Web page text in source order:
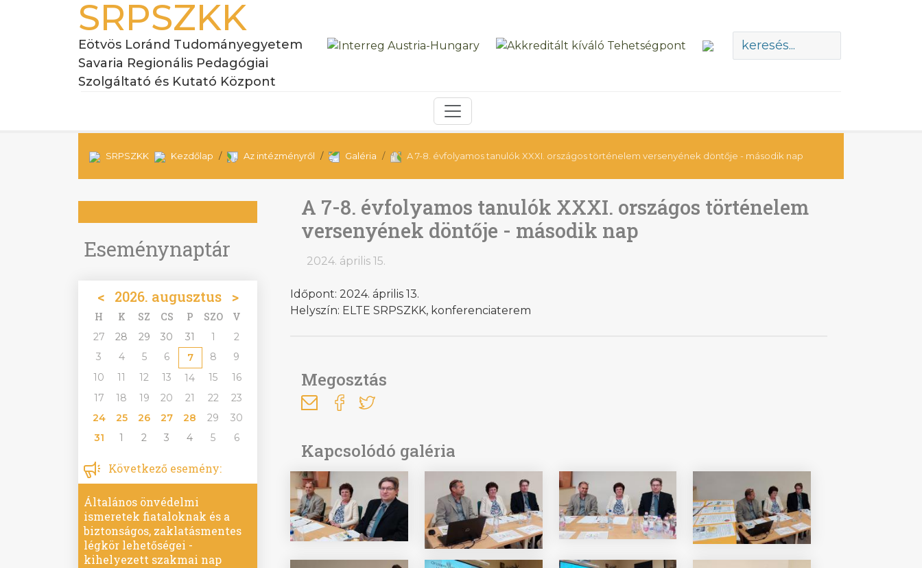
SRPSZKK
Eötvös Loránd Tudományegyetem
Savaria Regionális Pedagógiai
Szolgáltató és Kutató Központ
SRPSZKK Kezdőlap Az intézményről Galéria A 7-8. évfolyamos tanulók XXXI. országos történelem versenyének döntője - második nap
Eseménynaptár
< 2026. augusztus >
H K SZ CS P SZO V
27 28 29 30 31 1
2
3
4 5 6 7 8
9
10
11 12 13 14 15
16
17
18 19 20 21 22
23
24
25 26 27 28 29
30
31
1 2 3 4 5 6
Következő esemény:
Általános önvédelmi
ismeretek fiataloknak és a
biztonságos, zaklatásmentes
légkör lehetőségei -
kihelyezett szakmai nap
A 7-8. évfolyamos tanulók XXXI. országos történelem
versenyének döntője - második nap
2024. április 15.
Időpont: 2024. április 13.
Helyszín: ELTE SRPSZKK, konferenciaterem
Megosztás
Kapcsolódó galéria